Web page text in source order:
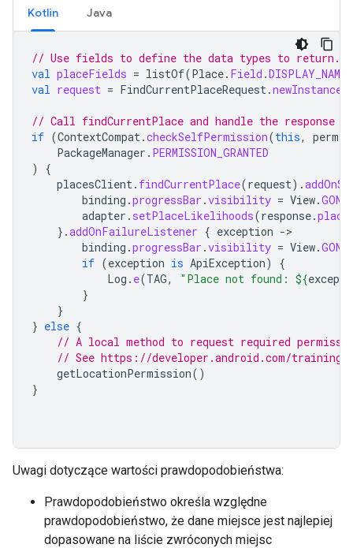
Kotlin Java
// Use fields to define the data types to return.
val placeFields = listOf(Place. Field .DISPLAY_NAME
val request = FindCurrentPlaceRequest.newInstance
// Call findCurrentPlace and handle the
if (ContextCompat.checkSelfPermission(this,
PackageManager . PERMISSION_GRANTED
)
{
placesClient. findCurrentPlace(request).
binding .progressBar .visibility = View.GONE
adapter . setPlaceLikelihoods(response.
}.addOnFailureListener { exception -
binding .progressBar .visibility = View.GONE
if (exception is ApiException)
{
Log . e(TAG, "Place not found: ${
}
}
} else {
// A local method to request required
// See https://developer.android.com/training/
getLocationPermission()
}
Uwagi dotyczące wartości prawdopodobieństwa:
Prawdopodobieństwo określa względne
prawdopodobieństwo, że dane miejsce jest najlepiej
dopasowane na liście zwróconych miejsc